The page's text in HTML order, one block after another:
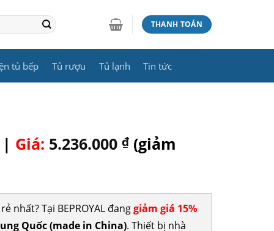
THANH TOÁN
tủ bếp Tủ rượu Tủ lạnh Tin tức
| Giá: 5.236.000 ₫(giảm
nhất? Tại BEPROYAL đanggiảm giá 15%
Quốc (made in China). Thiết bị nhà